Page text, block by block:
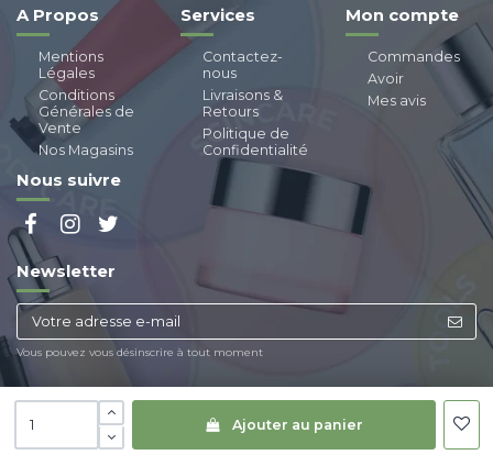
Ajouter au panier
A Propos
Mentions
Légales
Conditions
Générales de
Vente
Nos Magasins
Services
Contactez-
nous
Livraisons &
Retours
Politique de
Confidentialité
Mon compte
Commandes
Avoir
Mes avis
Nous suivre
Newsletter
Vous pouvez vous désinscrire à tout moment